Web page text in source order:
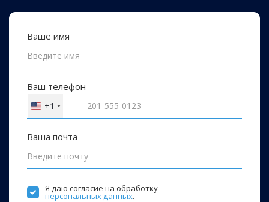
Ваше имя
Ваш телефон
United
States
+1
+1
Ваша почта
Я даю согласие на обработку
персональных данных.